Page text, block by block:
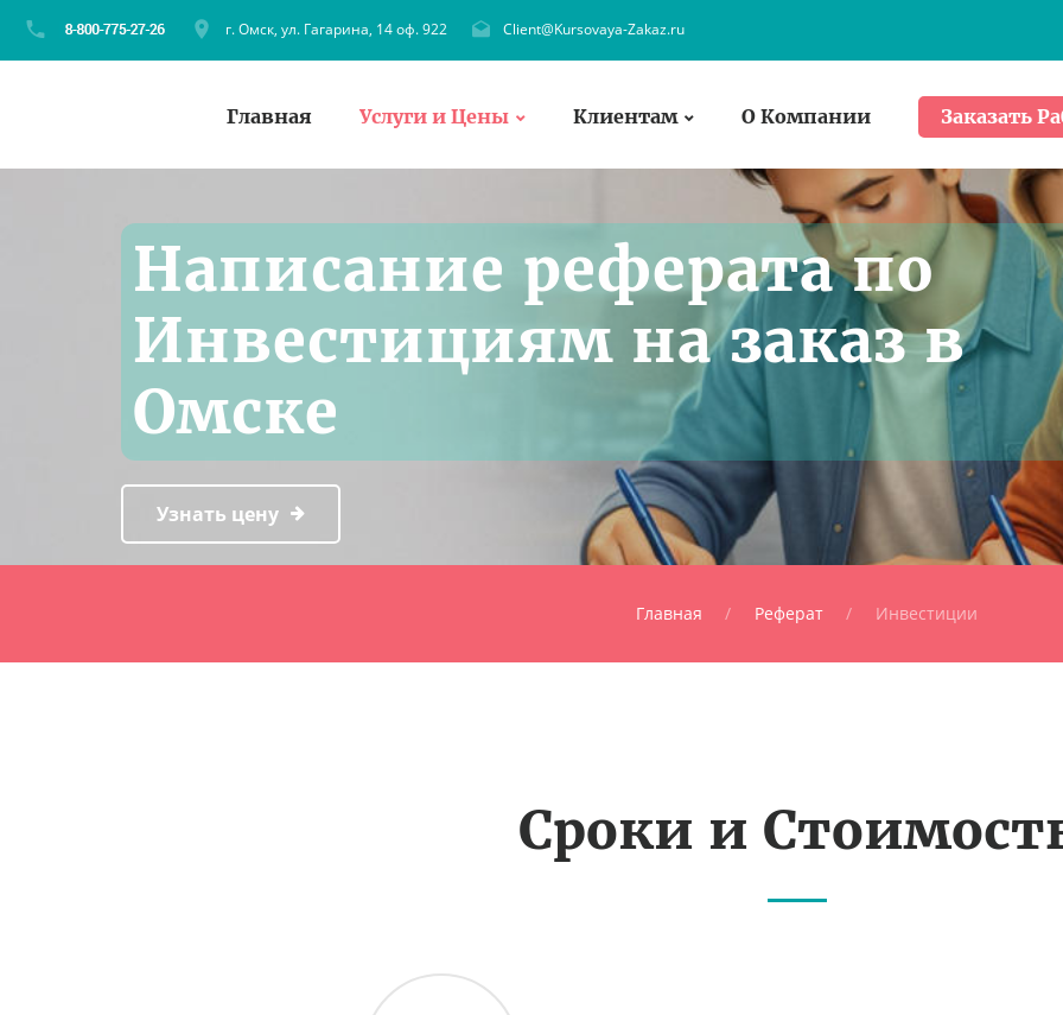
г. Омск, ул. Гагарина, 14 оф. 922 Client@Kursovaya-Zakaz.ru
Главная Услуги и Цены Клиентам О Компании Заказать
Написание реферата по
Инвестициям на заказ в
Омске
Узнать цену
Главная Реферат Инвестиции
Сроки и